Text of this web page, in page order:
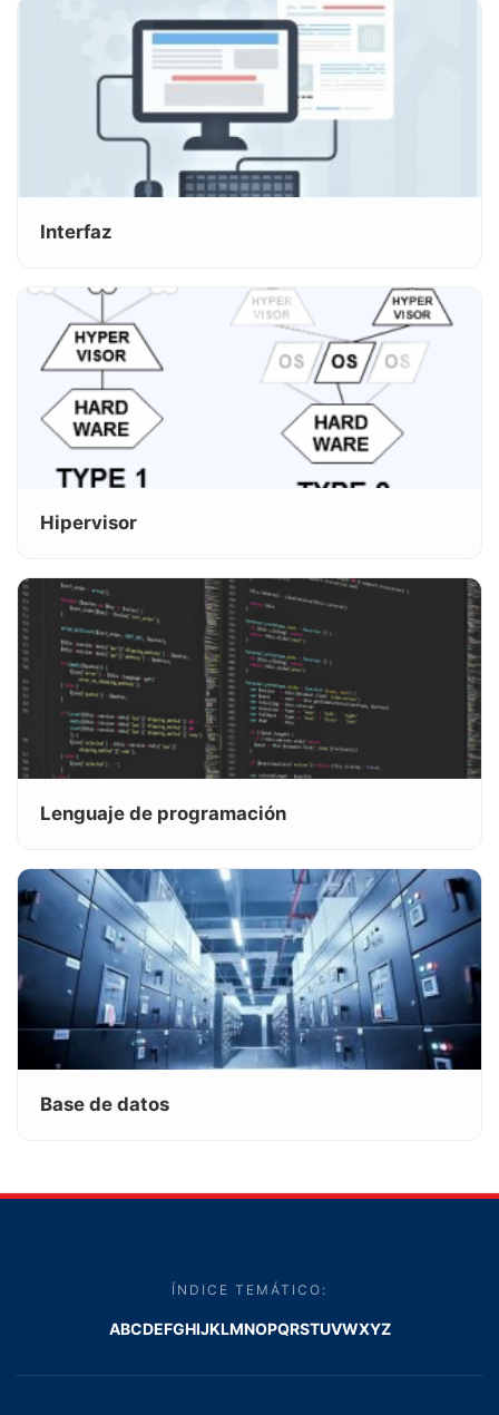
Interfaz
Hipervisor
Lenguaje de programación
Base de datos
ÍNDICE TEMÁTICO:
ABCDEFGHIJKLMNOPQRSTUVWXYZ